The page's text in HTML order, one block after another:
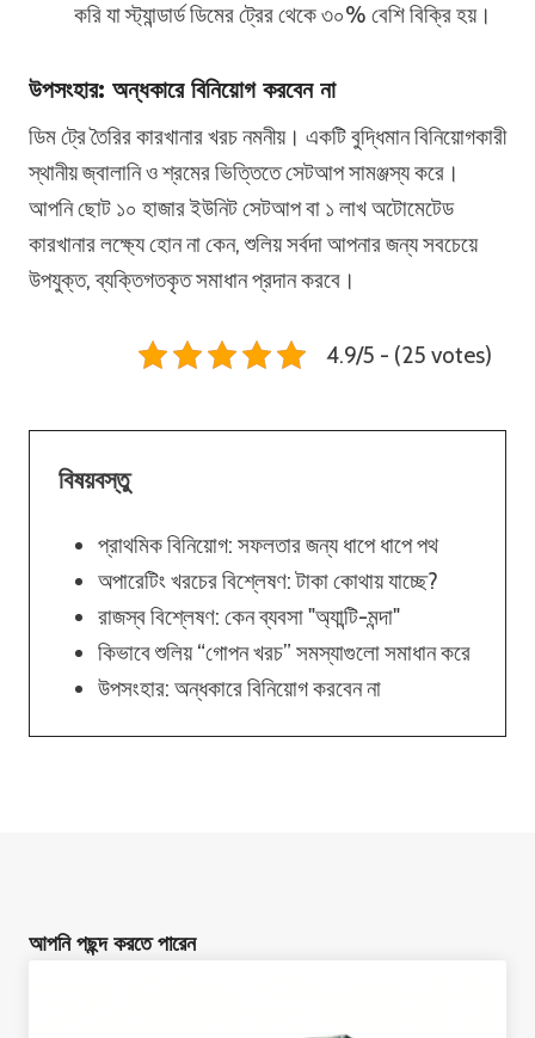
করি যা স্ট্যান্ডার্ড ডিমের ট্রের থেকে ৩০% বেশি বিক্রি হয়।
উপসংহার: অন্ধকারে বিনিয়োগ করবেন না
ডিম ট্রে তৈরির কারখানার খরচ নমনীয়। একটি বুদ্ধিমান বিনিয়োগকারী
স্থানীয় জ্বালানি ও শ্রমের ভিত্তিতে সেটআপ সামঞ্জস্য করে।
আপনি ছোট ১০ হাজার ইউনিট সেটআপ বা ১ লাখ অটোমেটেড
কারখানার লক্ষ্যে হোন না কেন, শুলিয় সর্বদা আপনার জন্য সবচেয়ে
উপযুক্ত, ব্যক্তিগতকৃত সমাধান প্রদান করবে।
4.9/5 - (25 votes)
বিষয়বস্তু
প্রাথমিক বিনিয়োগ: সফলতার জন্য ধাপে ধাপে পথ
অপারেটিং খরচের বিশ্লেষণ: টাকা কোথায় যাচ্ছে?
রাজস্ব বিশ্লেষণ: কেন ব্যবসা "অ্যান্টি-মন্দা"
কিভাবে শুলিয় “গোপন খরচ” সমস্যাগুলো সমাধান করে
উপসংহার: অন্ধকারে বিনিয়োগ করবেন না
আপনি পছন্দ করতে পারেন